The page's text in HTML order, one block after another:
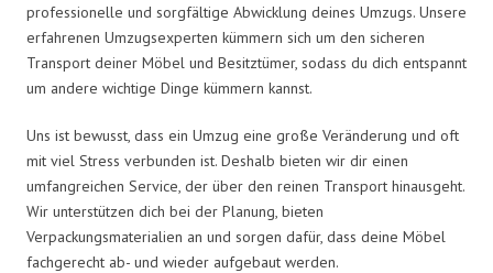
professionelle und sorgfältige Abwicklung deines Umzugs. Unsere
erfahrenen Umzugsexperten kümmern sich um den sicheren
Transport deiner Möbel und Besitztümer, sodass du dich entspannt
um andere wichtige Dinge kümmern kannst.
Uns ist bewusst, dass ein Umzug eine große Veränderung und oft
mit viel Stress verbunden ist. Deshalb bieten wir dir einen
umfangreichen Service, der über den reinen Transport hinausgeht.
Wir unterstützen dich bei der Planung, bieten
Verpackungsmaterialien an und sorgen dafür, dass deine Möbel
fachgerecht ab- und wieder aufgebaut werden.